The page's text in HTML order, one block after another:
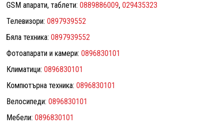
GSM апарати, таблети: 0889886009, 029435323
Телевизори: 0897939552
Бяла техника: 0897939552
Фотоапарати и камери: 0896830101
Климатици: 0896830101
Компютърна техника: 0896830101
Велосипеди: 0896830101
Мебели: 0896830101